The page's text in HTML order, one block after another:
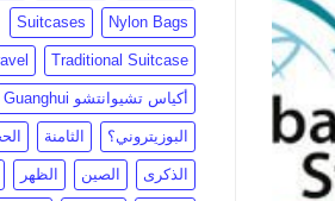
Nylon Bags
Suitcases
Traditional Suitcase
أكياس تشيوانتشو Guanghui
البوزيتروني؟ الثامنة
الذكرى الصين الظهر